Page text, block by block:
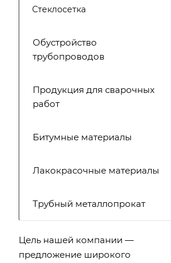
Стеклосетка
Обустройство
трубопроводов
Продукция для сварочных
работ
Битумные материалы
Лакокрасочные материалы
Трубный металлопрокат
Цель нашей компании —
предложение широкого